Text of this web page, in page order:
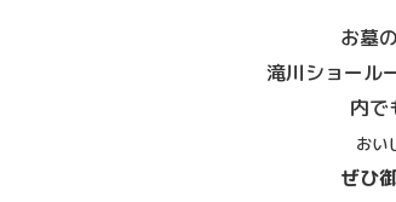
お墓
滝川ショール
内で
おい
ぜひ